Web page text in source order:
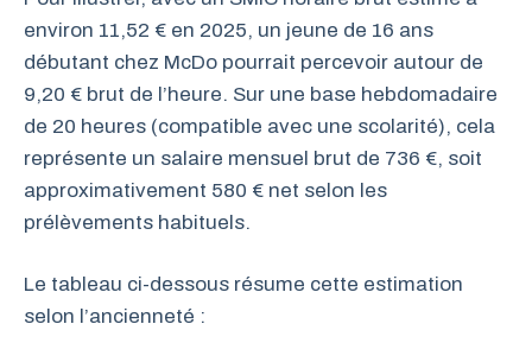
environ 11,52 € en 2025, un jeune de 16 ans
débutant chez McDo pourrait percevoir autour de
9,20 € brut de l’heure. Sur une base hebdomadaire
de 20 heures (compatible avec une scolarité), cela
représente un salaire mensuel brut de 736 €, soit
approximativement 580 € net selon les
prélèvements habituels.
Le tableau ci-dessous résume cette estimation
selon l’ancienneté :